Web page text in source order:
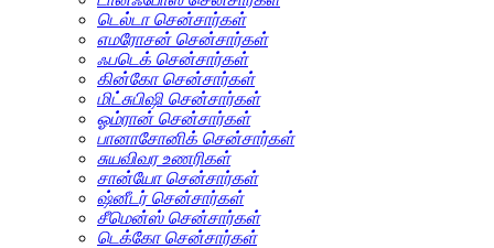
டெல்டா சென்சார்கள்
எமரோசன் சென்சார்கள்
ஃபடெக் சென்சார்கள்
கின்கோ சென்சார்கள்
மிட்சுபிஷி சென்சார்கள்
ஓம்ரான் சென்சார்கள்
பானாசோனிக் சென்சார்கள்
சுயவிவர உணரிகள்
சான்யோ சென்சார்கள்
ஷ்னீடர் சென்சார்கள்
சீமென்ஸ் சென்சார்கள்
டெக்கோ சென்சார்கள்